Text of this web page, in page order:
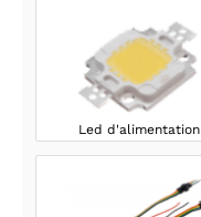
Led d'alimentation